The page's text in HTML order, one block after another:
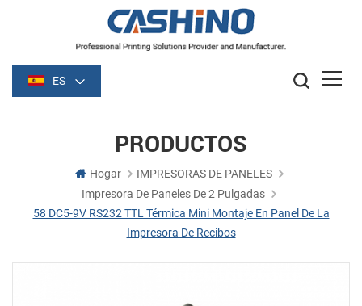
ES
PRODUCTOS
Hogar
IMPRESORAS DE PANELES
Impresora De Paneles De 2 Pulgadas
58 DC5-9V RS232 TTL Térmica Mini Montaje En Panel De La
Impresora De Recibos